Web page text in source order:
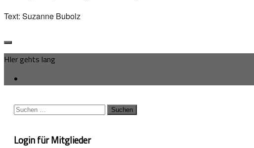
Text: Suzanne Bubolz
HIer gehts lang
Suchen
Login für Mitglieder